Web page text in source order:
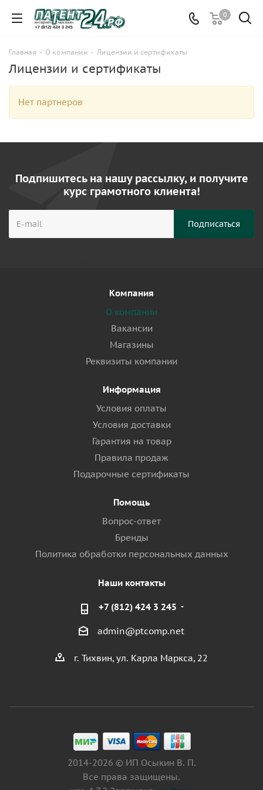
0
Главная - О компании - Лицензии и сертификаты
Лицензии и сертификаты
Нет партнеров
Подпишитесь на нашу рассылку, и получите
курс грамотного клиента!
Компания
О компании
Вакансии
Магазины
Реквизиты компании
Информация
Условия оплаты
Условия доставки
Гарантия на товар
Правила продаж
Подарочные сертификаты
Помощь
Вопрос-ответ
Бренды
Политика обработки персональных данных
Наши контакты
+7 (812) 424 3 245
admin@ptcomp.net
г. Тихвин, ул. Карла Маркса, 22
2014-2026 © ИП Осыкин В. П.
Все права защищены.